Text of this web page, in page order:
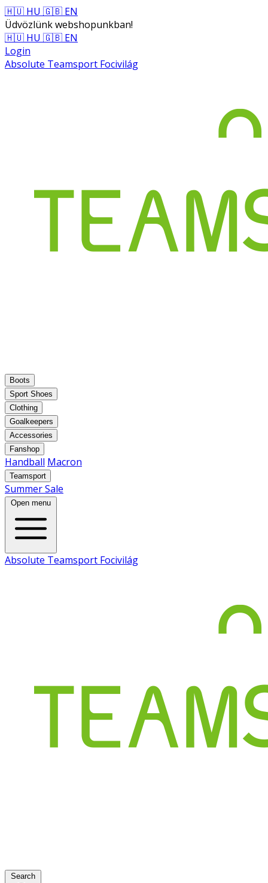
🇭🇺 HU 🇬🇧 EN
Üdvözlünk webshopunkban!
🇭🇺 HU 🇬🇧 EN
Login
Absolute Teamsport Focivilág
Boots
Sport Shoes
Clothing
Goalkeepers
Accessories
Fanshop
Handball Macron
Teamsport
Summer Sale
Open menu
Absolute Teamsport Focivilág
Search